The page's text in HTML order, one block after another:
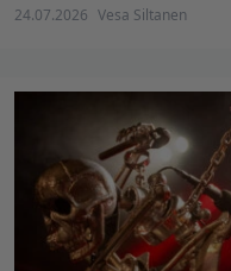
24.07.2026 Vesa Siltanen